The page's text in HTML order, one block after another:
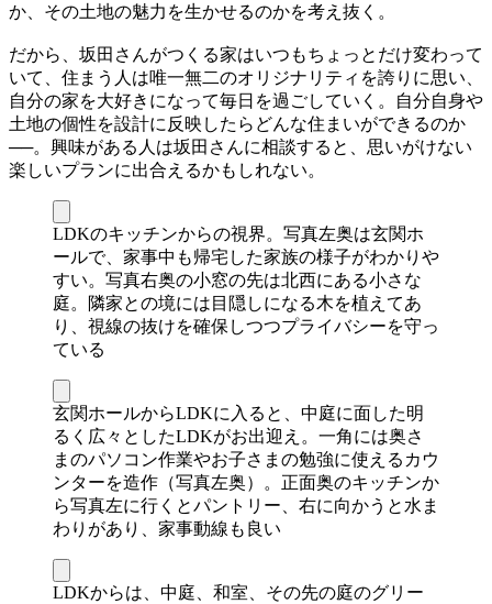
か、その土地の魅力を生かせるのかを考え抜く。
だから、坂田さんがつくる家はいつもちょっとだけ変わって
いて、住まう人は唯一無二のオリジナリティを誇りに思い、
自分の家を大好きになって毎日を過ごしていく。自分自身や
土地の個性を設計に反映したらどんな住まいができるのか
──。興味がある人は坂田さんに相談すると、思いがけない
楽しいプランに出合えるかもしれない。
LDKのキッチンからの視界。写真左奥は玄関ホ
ールで、家事中も帰宅した家族の様子がわかりや
すい。写真右奥の小窓の先は北西にある小さな
庭。隣家との境には目隠しになる木を植えてあ
り、視線の抜けを確保しつつプライバシーを守っ
ている
玄関ホールからLDKに入ると、中庭に面した明
るく広々としたLDKがお出迎え。一角には奥さ
まのパソコン作業やお子さまの勉強に使えるカウ
ンターを造作（写真左奥）。正面奥のキッチンか
ら写真左に行くとパントリー、右に向かうと水ま
わりがあり、家事動線も良い
LDKからは、中庭、和室、その先の庭のグリー